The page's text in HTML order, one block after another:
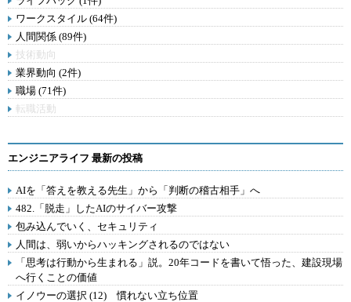
ワークスタイル (64件)
人間関係 (89件)
技術動向
業界動向 (2件)
職場 (71件)
転職活動
エンジニアライフ 最新の投稿
AIを「答えを教える先生」から「判断の稽古相手」へ
482.「脱走」したAIのサイバー攻撃
包み込んでいく、セキュリティ
人間は、弱いからハッキングされるのではない
「思考は行動から生まれる」説。20年コードを書いて悟った、建設現場
へ行くことの価値
イノウーの選択 (12) 慣れない立ち位置